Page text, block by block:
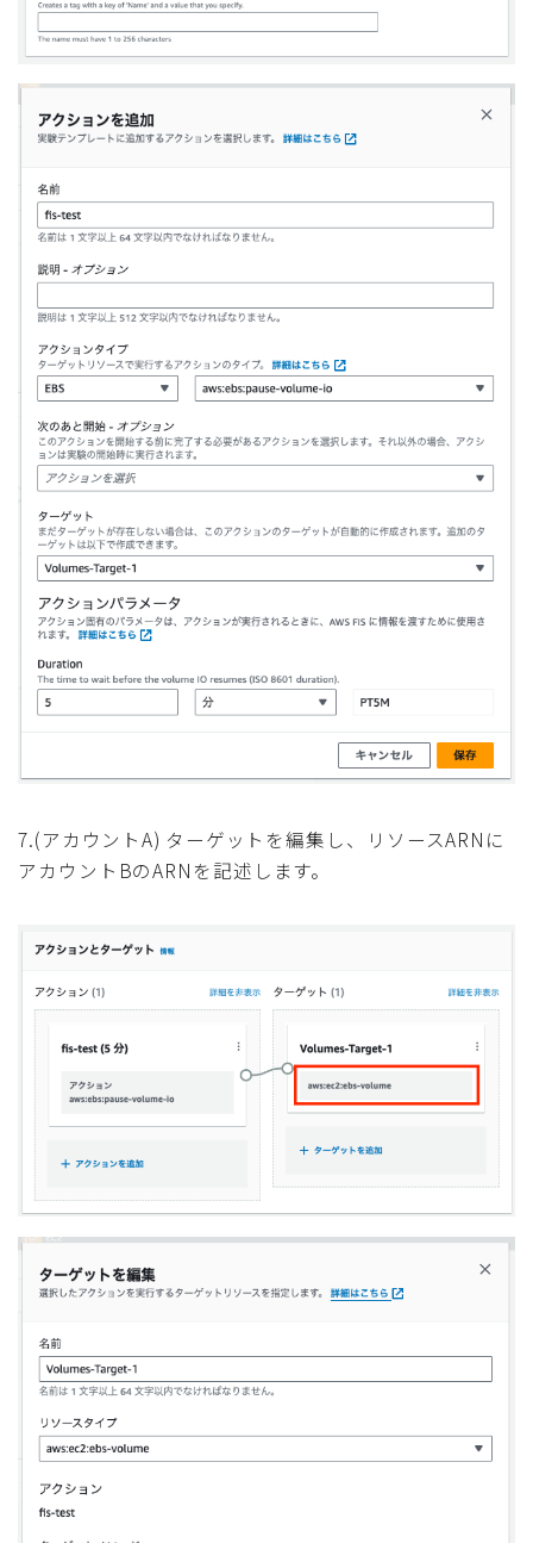
7.(アカウントA) ターゲットを編集し、リソースARNに
アカウントBのARNを記述します。